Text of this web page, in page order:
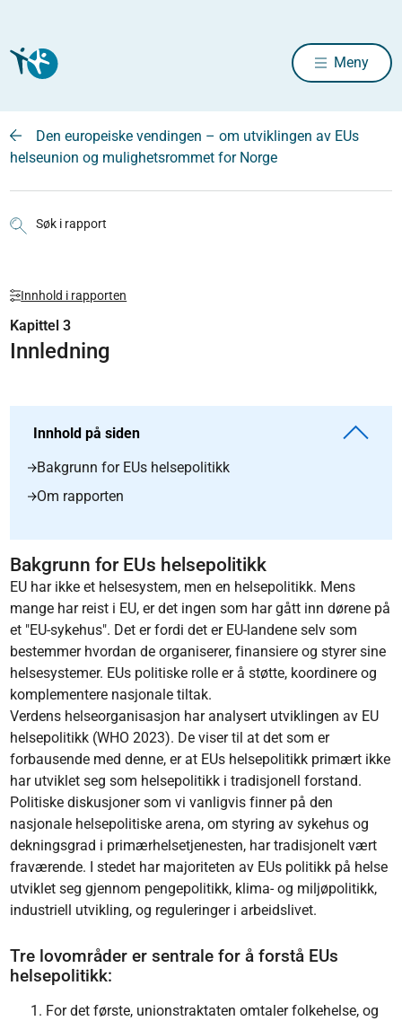
Meny
Den europeiske vendingen – om utviklingen av EUs
helseunion og mulighetsrommet for Norge
Søk i rapport
Innhold i rapporten
Kapittel 3
Innledning
Innhold på siden
Bakgrunn for EUs helsepolitikk
Om rapporten
Bakgrunn for EUs helsepolitikk
EU har ikke et helsesystem, men en helsepolitikk. Mens
mange har reist i EU, er det ingen som har gått inn dørene på
et "EU-sykehus". Det er fordi det er EU-landene selv som
bestemmer hvordan de organiserer, finansiere og styrer sine
helsesystemer. EUs politiske rolle er å støtte, koordinere og
komplementere nasjonale tiltak.
Verdens helseorganisasjon har analysert utviklingen av EU
helsepolitikk (WHO 2023). De viser til at det som er
forbausende med denne, er at EUs helsepolitikk primært ikke
har utviklet seg som helsepolitikk i tradisjonell forstand.
Politiske diskusjoner som vi vanligvis finner på den
nasjonale helsepolitiske arena, om styring av sykehus og
dekningsgrad i primærhelsetjenesten, har tradisjonelt vært
fraværende. I stedet har majoriteten av EUs politikk på helse
utviklet seg gjennom pengepolitikk, klima- og miljøpolitikk,
industriell utvikling, og reguleringer i arbeidslivet.
Tre lovområder er sentrale for å forstå EUs
helsepolitikk:
For det første, unionstraktaten omtaler folkehelse, og